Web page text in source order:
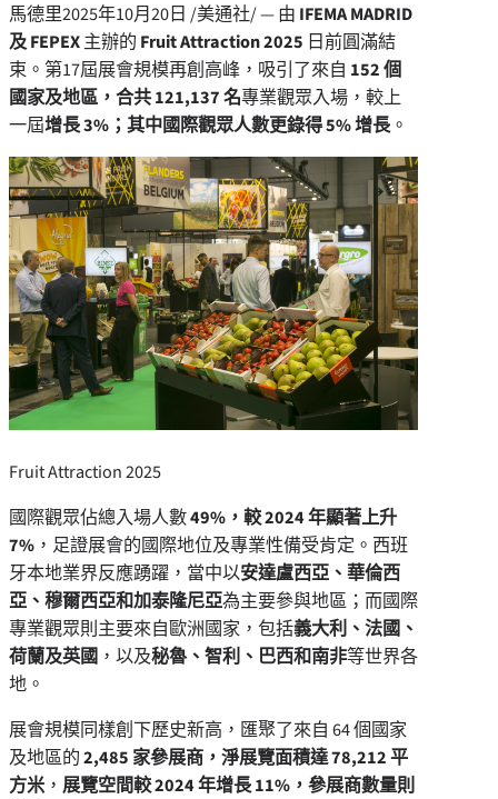
馬德里2025年10月20日 /美通社/ — 由 IFEMAMADRID
及 FEPEX主辦的 Fruit Attraction 2025 日前圓滿結
束。第17屆展會規模再創高峰，吸引了來自 152 個
國家及地區，合共 121,137 名專業觀眾入場，較上
一屆增長 3% ；其中國際觀眾人數更錄得 5% 增長。
Fruit Attraction 2025
國際觀眾佔總入場人數49%，較 2024 年顯著上升
7% ，足證展會的國際地位及專業性備受肯定。西班
牙本地業界反應踴躍，當中以安達盧西亞、華倫西
亞、穆爾西亞和加泰隆尼亞為主要參與地區；而國際
專業觀眾則主要來自歐洲國家，包括義大利、法國、
荷蘭及英國 ，以及秘魯、智利、巴西和南非等世界各
地。
展會規模同樣創下歷史新高，匯聚了來自 64 個國家
及地區的2,485 家參展商，淨展覽面積達 78,212 平
方米 ， 展覽空間較 2024 年增長 11%，參展商數量則